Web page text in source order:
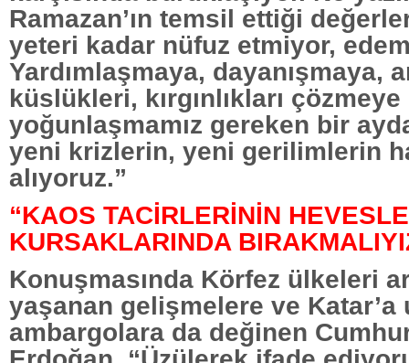
Ramazan’ın temsil ettiği
yeteri kadar nüfuz etmiyor,
Yardımlaşmaya, dayanışmaya,
küslükleri, kırgınlıkları çözmeye
yoğunlaşmamız gereken bir
yeni krizlerin, yeni gerilimlerin
alıyoruz.”
“KAOS TACİRLERİNİN
KURSAKLARINDA
Konuşmasında Körfez ülkeleri
yaşanan gelişmelere ve Katar’a
ambargolara da değinen